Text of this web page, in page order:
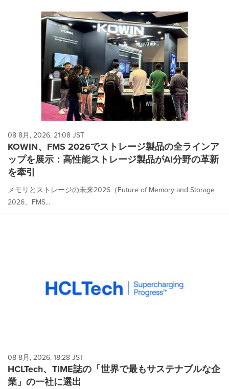
08 8月, 2026, 21:08 JST
KOWIN、FMS 2026でストレージ製品の全ラインア
ップを展示：高性能ストレージ製品がAI分野の革新
を牽引
メモリとストレージの未来2026（Future of Memory and Storage
2026、FMS...
08 8月, 2026, 18:28 JST
HCLTech、TIME誌の「世界で最もサステナブルな企
業」の一社に選出